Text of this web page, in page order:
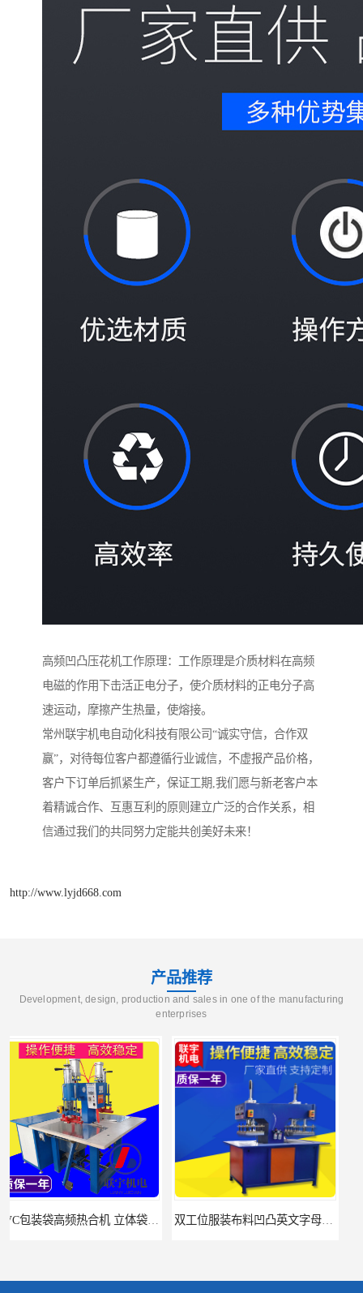
高频凹凸压花机工作原理：工作原理是介质材料在高频
电磁的作用下击活正电分子，使介质材料的正电分子高
速运动，摩擦产生热量，使熔接。
常州联宇机电自动化科技有限公司“诚实守信，合作双
赢”，对待每位客户都遵循行业诚信，不虚报产品价格，
客户下订单后抓紧生产，保证工期,我们愿与新老客户本
着精诚合作、互惠互利的原则建立广泛的合作关系，相
信通过我们的共同努力定能共创美好未来！
http://www.lyjd668.com
产品推荐
Development, design, production and sales in one of the manufacturing
enterprises